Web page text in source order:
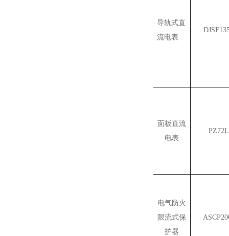
导轨式直
流电表
面板直流
电表
电气防火
限流式保
护器